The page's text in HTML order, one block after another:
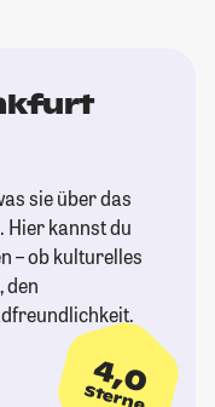
sie über das
Hier kannst du
– ob kulturelles
den
4,0
Sterne